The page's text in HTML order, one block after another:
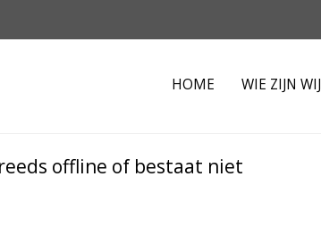
HOME WIE ZIJN WIJ
offline of bestaat niet